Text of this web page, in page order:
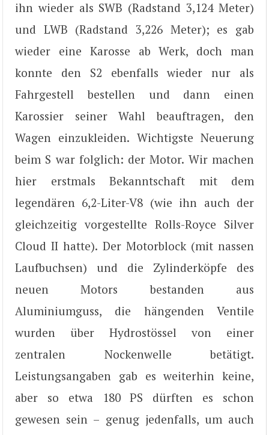
ihn wieder als SWB (Radstand 3,124 Meter)
und LWB (Radstand 3,226 Meter); es gab
wieder eine Karosse ab Werk, doch man
konnte den S2 ebenfalls wieder nur als
Fahrgestell bestellen und dann einen
Karossier seiner Wahl beauftragen, den
Wagen einzukleiden. Wichtigste Neuerung
beim S war folglich: der Motor. Wir machen
hier erstmals Bekanntschaft mit dem
legendären 6,2-Liter-V8 (wie ihn auch der
gleichzeitig vorgestellte Rolls-Royce Silver
Cloud II hatte). Der Motorblock (mit nassen
Laufbuchsen) und die Zylinderköpfe des
neuen Motors bestanden aus
Aluminiumguss, die hängenden Ventile
wurden über Hydrostössel von einer
zentralen Nockenwelle betätigt.
Leistungsangaben gab es weiterhin keine,
aber so etwa 180 PS dürften es schon
gewesen sein – genug jedenfalls, um auch